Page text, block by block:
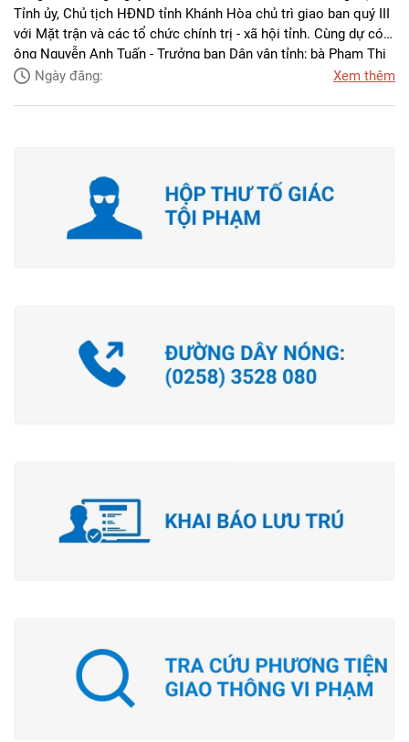
Tỉnh ủy, Chủ tịch HĐND tỉnh Khánh Hòa chủ trì giao ban quý III
với Mặt trận và các tổ chức chính trị - xã hội tỉnh. Cùng dự có
ông Nguyễn Anh Tuấn - Trưởng ban Dân vận tỉnh; bà Phạm Thị
Xuân Trang - Phó Chủ tịch HĐND tỉnh; ông Đinh Văn Thiệu -
Ngày đăng: Xem thêm